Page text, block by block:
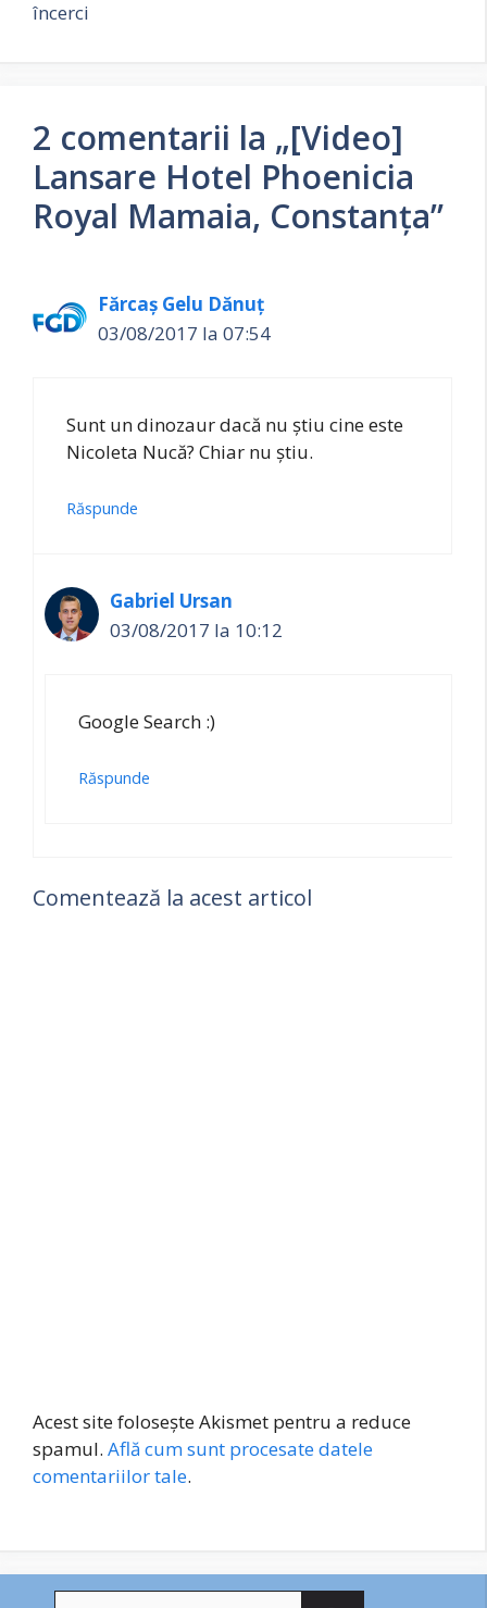
încerci
2 comentarii la „[Video]
Lansare Hotel Phoenicia
Royal Mamaia, Constanța”
Fărcaş Gelu Dănuţ
03/08/2017 la 07:54
Sunt un dinozaur dacă nu știu cine este
Nicoleta Nucă? Chiar nu știu.
Răspunde
Gabriel Ursan
03/08/2017 la 10:12
Google Search :)
Răspunde
Comentează la acest articol
Acest site folosește Akismet pentru a reduce
spamul. Află cum sunt procesate datele
comentariilor tale.